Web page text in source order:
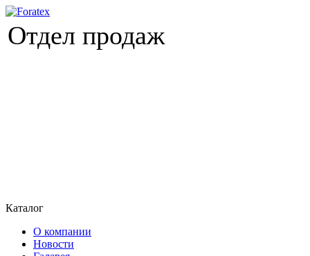
Отдел продаж
Каталог
О компании
Новости